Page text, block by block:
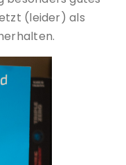
(leider) als